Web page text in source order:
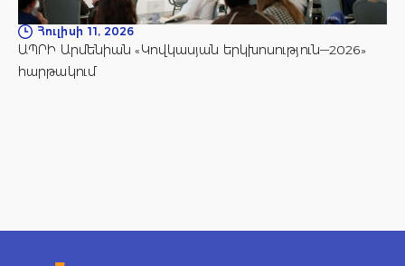
Հուլիսի 11, 2026
ԱՊՐԻ Արմենիան «Կովկասյան երկխոսություն—2026»
հարթակում